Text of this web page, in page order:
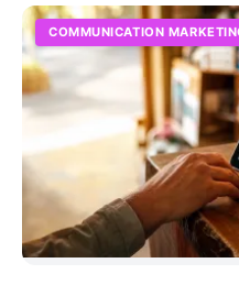
COMMUNICATION